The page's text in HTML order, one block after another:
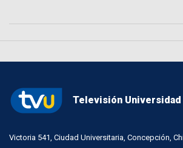
Televisión
Victoria 541, Ciudad Universitaria, Concepción,